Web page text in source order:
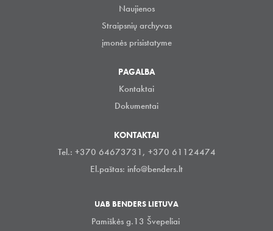
Naujienos
Straipsnių archyvas
įmonės prisistatyme
PAGALBA
Kontaktai
Dokumentai
KONTAKTAI
Tel.: +370 64673731, +370 61124474
El.paštas: info@benders.lt
UAB BENDERS LIETUVA
Pamiškės g.13 Švepeliai